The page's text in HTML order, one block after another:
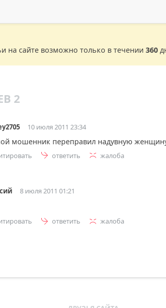
на сайте возможно только в течении 360
2
10 июля 2011 23:34
мошенник переправил надувную
ответить жалоба
8 июля 2011 01:21
ответить жалоба